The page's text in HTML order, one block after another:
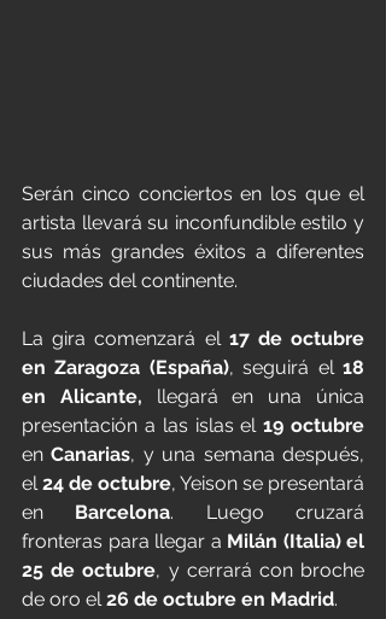
Serán cinco conciertos en los que el
artista llevará su inconfundible estilo y
sus más grandes éxitos a diferentes
ciudades del continente.
La gira comenzará el 17 de octubre
en Zaragoza (España), seguirá el 18
en Alicante, llegará en una única
presentación a las islas el
en Canarias, y una semana después,
el 24 de octubre, Yeison se presentará
en Barcelona. Luego cruzará
fronteras para llegar a Milán (Italia) el
25 de octubre, y cerrará con broche
de oro el 26 de octubre en Madrid.